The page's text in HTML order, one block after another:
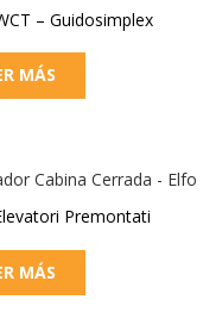
– Guidosimplex
MÁS
Premontati
MÁS